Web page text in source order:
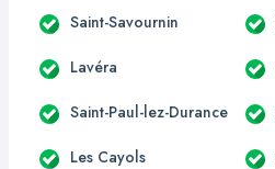
Saint-Savournin
Lavéra
Saint-Paul-lez-Durance
Les Cayols